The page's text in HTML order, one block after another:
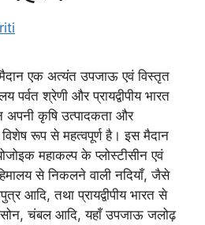
मैदान एक अत्यंत उपजाऊ एवं विस्तृत
पर्वत श्रेणी और प्रायद्वीपीय भारत
अपनी कृषि उत्पादकता और
विशेष रूप से महत्वपूर्ण है। इस मैदान
महाकल्प के प्लोस्टीसीन एवं
से निकलने वाली नदियाँ, जैसे
आदि, तथा प्रायद्वीपीय भारत से
चंबल आदि, यहाँ उपजाऊ जलोढ़